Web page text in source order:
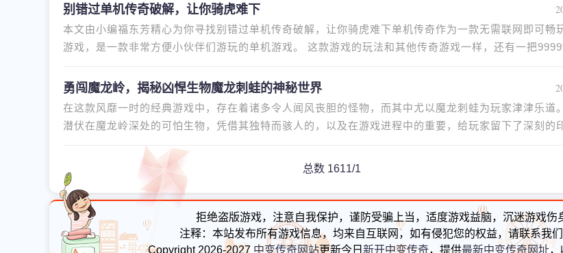
别错过单机传奇破解，让你骑虎难下
本文由小编福东芳精心为你寻找别错过单机传奇破解，让你骑虎难下单机传奇作为一款无需联网即可畅
游戏，是一款非常方便小伙伴们游玩的单机游戏。 这款游戏的玩法和其他传奇游戏一样，还有一把
勇闯魔龙岭，揭秘凶悍生物魔龙刺蛙的神秘世界
在这款风靡一时的经典游戏中，存在着诸多令人闻风丧胆的怪物，而其中尤以魔龙刺蛙为玩家津津乐道
潜伏在魔龙岭深处的可怕生物，凭借其独特而骇人的，以及在游戏进程中的重要，给玩家留下了深刻的
龙刺蛙以其鲜明的形象特征引
总数 1611/1
拒绝盗版游戏，注意自我保护，谨防受骗上当，适度游戏益脑，沉迷游戏伤
注释：本站发布所有游戏信息，均来自互联网，如有侵犯您的权益，请联系我
Copyright 2026-2027 中变传奇网站更新今日 新开中变传奇，提供最新中变传奇网址